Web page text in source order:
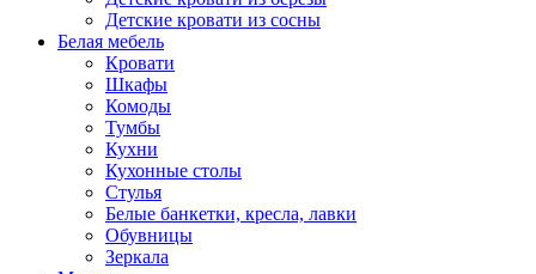
Детские кровати из сосны
Белая мебель
Кровати
Шкафы
Комоды
Тумбы
Кухни
Кухонные столы
Стулья
Белые банкетки, кресла, лавки
Обувницы
Зеркала